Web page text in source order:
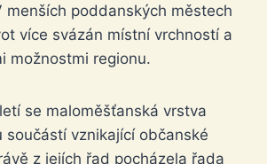
menších poddanských městech
více svázán místní vrchností a
možnostmi regionu.
se maloměšťanská vrstva
součástí vznikající občanské
z jejích řad pocházela řada